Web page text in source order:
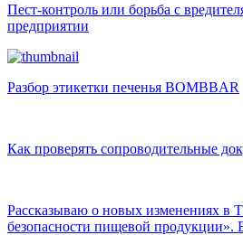
Пест-контроль или борьба с
предприятии
Разбор этикетки печенья BOMBBAR
Как проверять сопроводительные
Рассказываю о новых изменениях в
безопасности пищевой продукции».